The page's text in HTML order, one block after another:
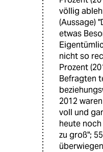
völlig
(Aussage)
etwas
nicht so
Prozent
Befragten
2012
voll und
heute
zu groß";